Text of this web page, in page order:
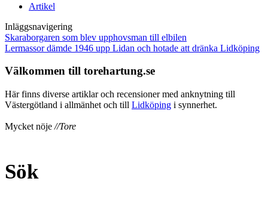
Artikel
Inläggsnavigering
Skaraborgaren som blev upphovsman till elbilen
Lermassor dämde 1946 upp Lidan och hotade att dränka Lidköping
Välkommen till torehartung.se
Här finns diverse artiklar och recensioner med anknytning till
Västergötland i allmänhet och till Lidköping i synnerhet.
Mycket nöje //Tore
Sök